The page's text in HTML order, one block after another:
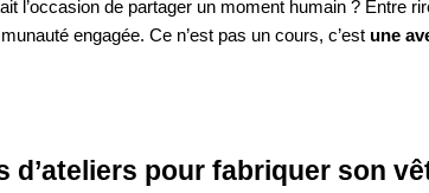
l’occasion de partager un moment humain ? Entre
engagée. Ce n’est pas un cours, c’est une
d’ateliers pour fabriquer son